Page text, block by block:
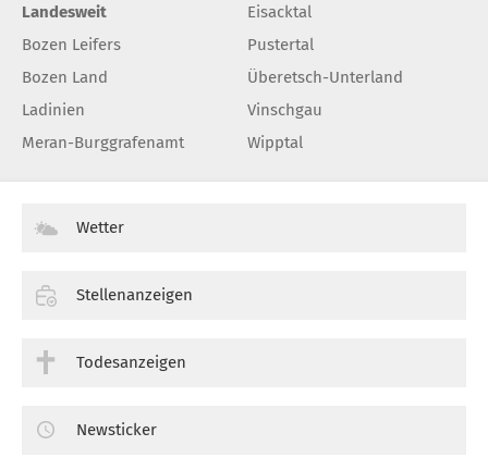
Landesweit
Bozen Leifers
Bozen Land
Ladinien
Meran-Burggrafenamt
Eisacktal
Pustertal
Überetsch-Unterland
Vinschgau
Wipptal
Wetter
Stellenanzeigen
Todesanzeigen
Newsticker